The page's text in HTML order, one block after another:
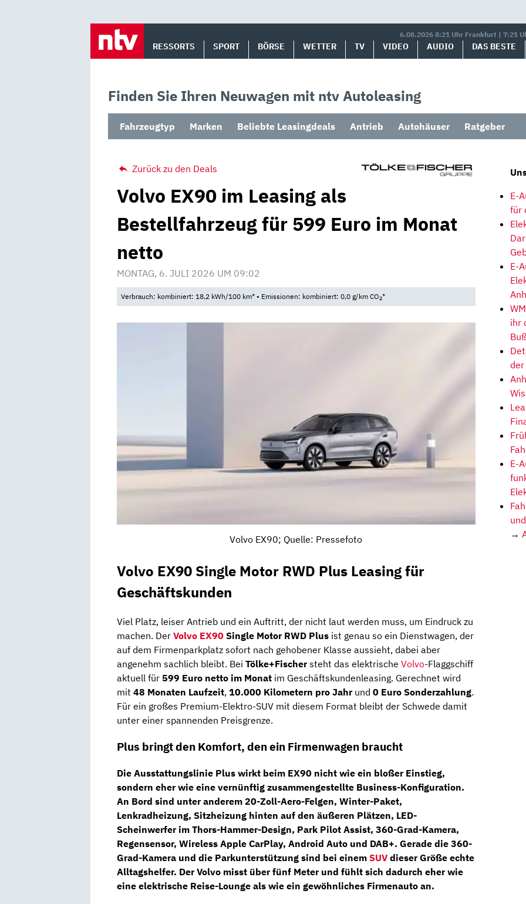
6.08.2026 8:21 Uhr Frankfurt | 7:21
RESSORTS SPORT BÖRSE WETTER TV VIDEO AUDIO DAS BESTE
Finden Sie Ihren Neuwagen mit ntv Autoleasing
Fahrzeugtyp Marken Beliebte Leasingdeals Antrieb Autohäuser Ratgeber
Zurück zu den Deals
Volvo EX90 im Leasing als
Bestellfahrzeug für 599 Euro im Monat
netto
MONTAG, 6. JULI 2026 UM 09:02
Verbrauch: kombiniert: 18,2 kWh/100 km* • Emissionen: kombiniert: 0,0 g/km CO2*
Volvo EX90; Quelle: Pressefoto
Volvo EX90 Single Motor RWD Plus Leasing für
Geschäftskunden
Viel Platz, leiser Antrieb und ein Auftritt, der nicht laut werden muss, um Eindruck zu
machen. Der Volvo EX90 Single Motor RWD Plus ist genau so ein Dienstwagen, der
auf dem Firmenparkplatz sofort nach gehobener Klasse aussieht, dabei aber
angenehm sachlich bleibt. Bei Tölke+Fischersteht das elektrische Volvo-Flaggschiff
aktuell für 599 Euro netto im Monat im Geschäftskundenleasing. Gerechnet wird
mit 48 Monaten Laufzeit, 10.000 Kilometern pro Jahrund 0 Euro Sonderzahlung.
Für ein großes Premium-Elektro-SUV mit diesem Format bleibt der Schwede damit
unter einer spannenden Preisgrenze.
Plus bringt den Komfort, den ein Firmenwagen braucht
Die Ausstattungslinie Plus wirkt beim EX90 nicht wie ein bloßer Einstieg,
sondern eher wie eine vernünftig zusammengestellte Business-Konfiguration.
An Bord sind unter anderem 20-Zoll-Aero-Felgen, Winter-Paket,
Lenkradheizung, Sitzheizung hinten auf den äußeren Plätzen, LED-
Scheinwerfer im Thors-Hammer-Design, Park Pilot Assist, 360-Grad-Kamera,
Regensensor, Wireless Apple CarPlay, Android Auto und DAB+. Gerade die 360-
Grad-Kamera und die Parkunterstützung sind bei einem SUV dieser Größe echte
Alltagshelfer. Der Volvo misst über fünf Meter und fühlt sich dadurch eher wie
eine elektrische Reise-Lounge als wie ein gewöhnliches Firmenauto an.
E-
für
E-
ihr
der
E-
→